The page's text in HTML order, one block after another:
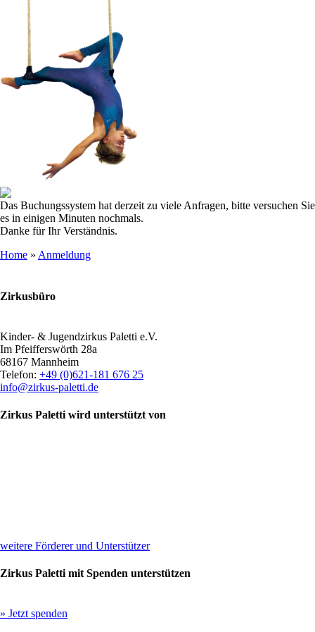
Das Buchungssystem hat derzeit zu viele Anfragen, bitte versuchen Sie
es in einigen Minuten nochmals.
Danke für Ihr Verständnis.
Home » Anmeldung
Zirkusbüro
Kinder- & Jugendzirkus Paletti e.V.
Im Pfeifferswörth 28a
68167 Mannheim
Telefon: +49 (0)621-181 676 25
info@zirkus-paletti.de
Zirkus Paletti wird unterstützt von
weitere Förderer und Unterstützer
Zirkus Paletti mit Spenden unterstützen
» Jetzt spenden